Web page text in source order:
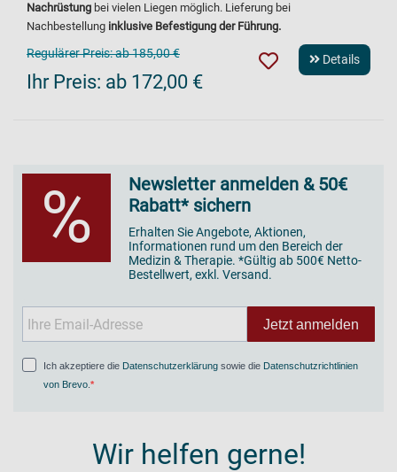
Nachrüstung bei vielen Liegen möglich. Lieferung bei
Nachbestellung inklusive Befestigung der Führung.
Regulärer Preis:ab 185,00 €
Ihr Preis: ab 172,00 €
Details
%
Newsletter anmelden & 50€
Rabatt* sichern
Erhalten Sie Angebote, Aktionen,
Informationen rund um den Bereich der
Medizin & Therapie. *Gültig ab 500€ Netto-
Bestellwert, exkl. Versand.
Jetzt anmelden
Ich akzeptiere die Datenschutzerklärung sowie die Datenschutzrichtlinien
von Brevo
Wir helfen gerne!